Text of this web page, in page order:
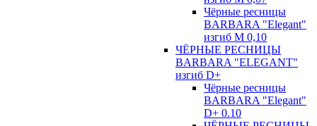
Чёрные ресницы
BARBARA "Elegant"
изгиб М 0,10
ЧЁРНЫЕ РЕСНИЦЫ
BARBARA "ELEGANT"
изгиб D+
Чёрные ресницы
BARBARA "Elegant"
D+ 0.10